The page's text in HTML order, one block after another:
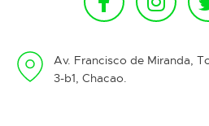
Av. Francisco de Miranda,
3-b1, Chacao.